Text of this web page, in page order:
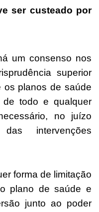
ser custeado por
um consenso nos
superior
os planos de saúde
todo e qualquer
no juízo
intervenções
forma de limitação
plano de saúde e
junto ao poder